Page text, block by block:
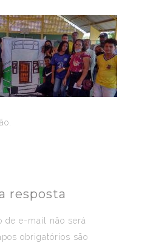
resposta
de e-mail não será
obrigatórios são